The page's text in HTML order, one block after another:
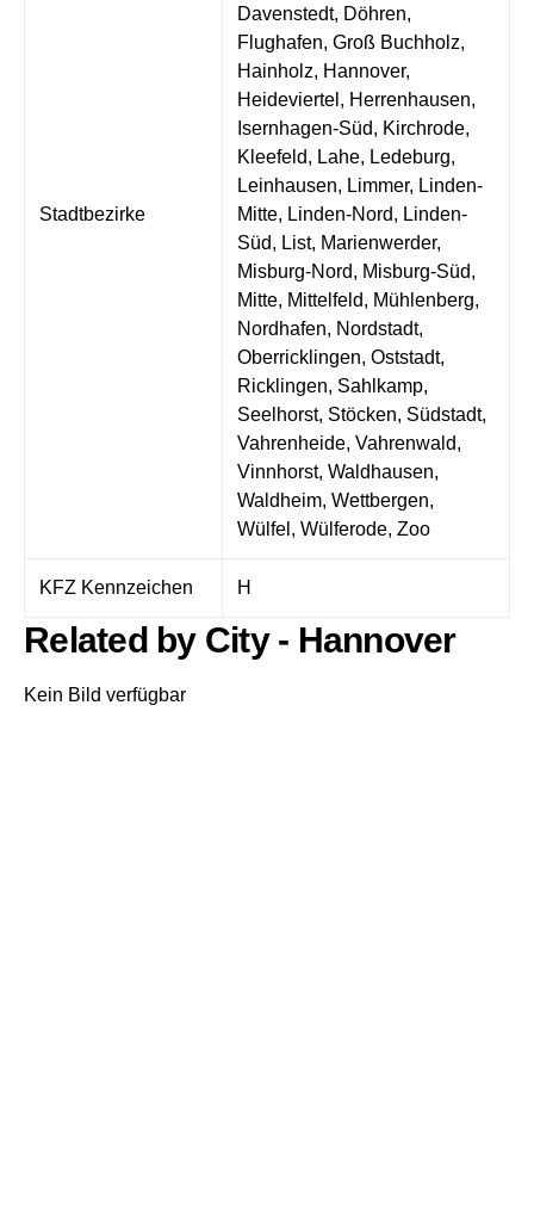
Stadtbezirke
Davenstedt, Döhren,
Flughafen, Groß Buchholz,
Hainholz, Hannover,
Heideviertel, Herrenhausen,
Isernhagen-Süd, Kirchrode,
Kleefeld, Lahe, Ledeburg,
Leinhausen, Limmer, Linden-
Mitte, Linden-Nord, Linden-
Süd, List, Marienwerder,
Misburg-Nord, Misburg-Süd,
Mitte, Mittelfeld, Mühlenberg,
Nordhafen, Nordstadt,
Oberricklingen, Oststadt,
Ricklingen, Sahlkamp,
Seelhorst, Stöcken, Südstadt,
Vahrenheide, Vahrenwald,
Vinnhorst, Waldhausen,
Waldheim, Wettbergen,
Wülfel, Wülferode, Zoo
KFZ Kennzeichen H
Related by City - Hannover
Kein Bild verfügbar